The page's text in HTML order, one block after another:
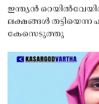
ഇന്ത്യൻ
ലക്ഷങ്ങൾ തട്ടിയെന്ന
കേസെടുത്തു